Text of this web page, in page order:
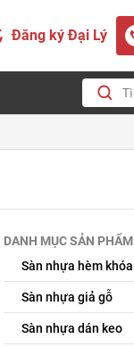
Đăng ký Đại Lý
DANH MỤC SẢN PHẨM
Sàn nhựa hèm khóa
Sàn nhựa giả gỗ
Sàn nhựa dán keo